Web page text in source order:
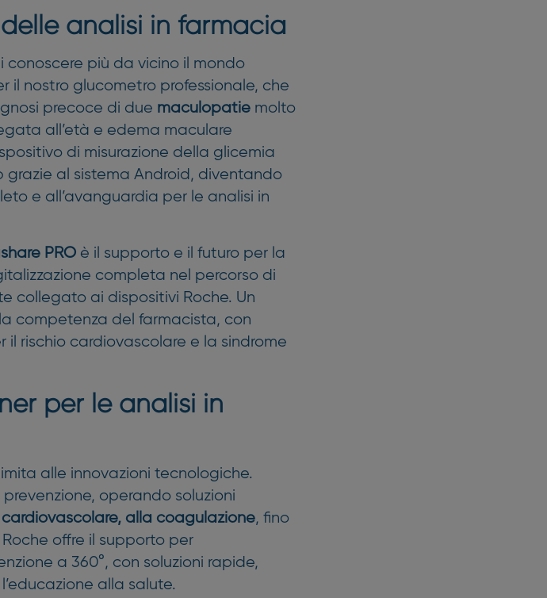
analisi in farmacia
più da vicino il mondo
il nostro glucometro professionale, che
precoce di due maculopatie molto
all’età e edema maculare
di misurazione della glicemia
al sistema Android, diventando
e all’avanguardia per le analisi in
PRO è il supporto e il futuro per la
completa nel percorso di
collegato ai dispositivi Roche. Un
competenza del farmacista, con
rischio cardiovascolare e la sindrome
per le analisi in
alle innovazioni tecnologiche.
operando soluzioni
cardiovascolare, alla coagulazione, fino
offre il supporto per
a 360°, con soluzioni rapide,
alla salute.